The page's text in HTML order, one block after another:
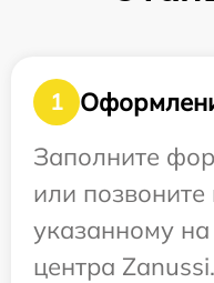
1
Заполните
или
указанному на
центра